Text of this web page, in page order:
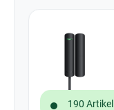
190